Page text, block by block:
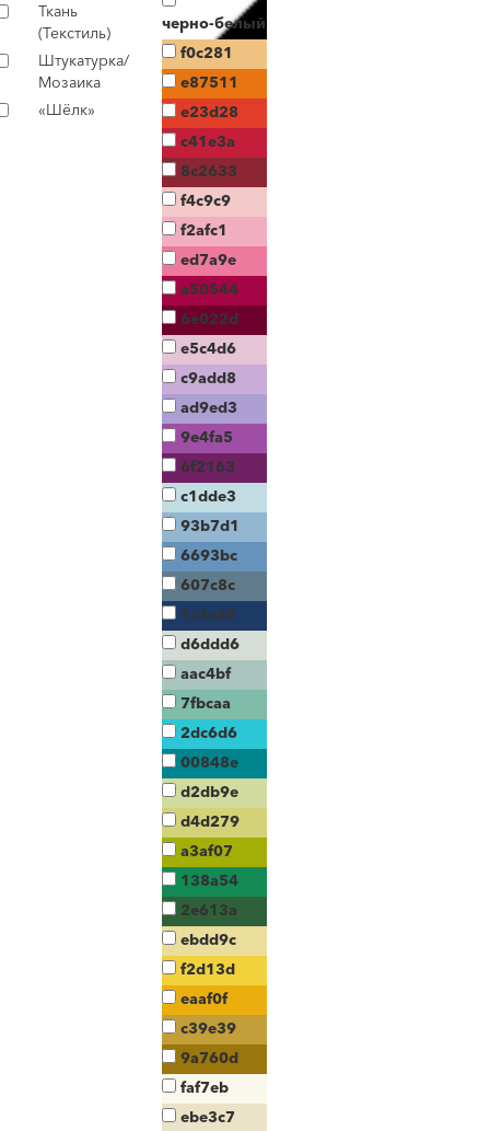
Ткань
(Текстиль)
Штукатурка/
Мозаика
«Шёлк»
черно-белый
f0c281
e87511
e23d28
c41e3a
8c2633
f4c9c9
f2afc1
ed7a9e
a50544
6e022d
e5c4d6
c9add8
ad9ed3
9e4fa5
6f2163
c1dde3
93b7d1
6693bc
607c8c
1c3a65
d6ddd6
aac4bf
7fbcaa
2dc6d6
00848e
d2db9e
d4d279
a3af07
138a54
2e613a
ebdd9c
f2d13d
eaaf0f
c39e39
9a760d
faf7eb
ebe3c7